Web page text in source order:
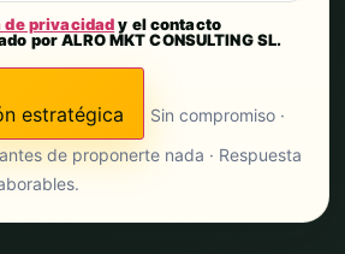
privacidady el contacto
por ALRO MKT CONSULTING SL.
estratégica
Sin compromiso ·
de proponerte nada · Respuesta